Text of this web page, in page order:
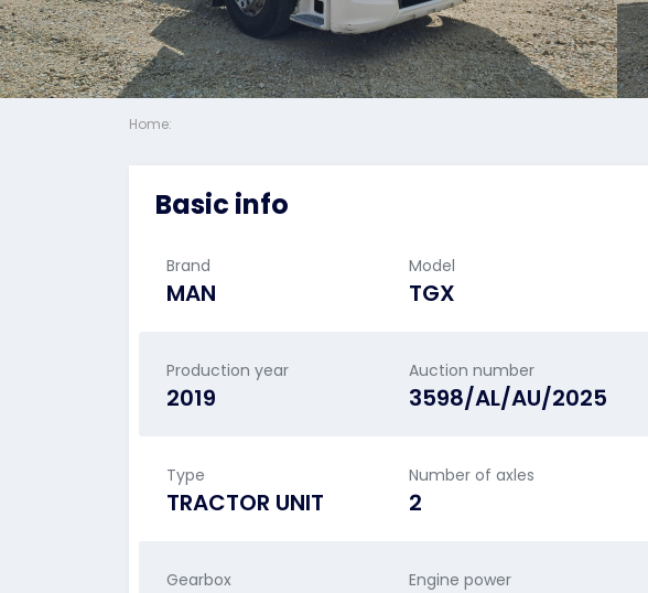
Home:
Basic info
Brand
MAN
Model
TGX
Production year
2019
Auction number
3598/AL/AU/2025
Type
TRACTOR UNIT
Number of axles
2
Gearbox Engine power